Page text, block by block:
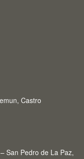
Castro
San Pedro de La Paz,